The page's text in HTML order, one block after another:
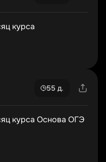
курса
55 д.
курса Основа ОГЭ